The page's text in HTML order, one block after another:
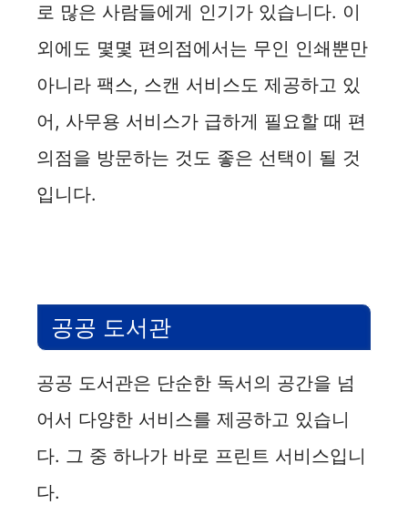
로 많은 사람들에게 인기가 있습니다. 이
외에도 몇몇 편의점에서는 무인 인쇄뿐만
아니라 팩스, 스캔 서비스도 제공하고 있
어, 사무용 서비스가 급하게 필요할 때 편
의점을 방문하는 것도 좋은 선택이 될 것
입니다.
공공 도서관
공공 도서관은 단순한 독서의 공간을 넘
어서 다양한 서비스를 제공하고 있습니
다. 그 중 하나가 바로 프린트 서비스입니
다.